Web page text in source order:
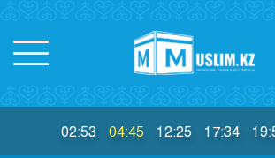
02:53 04:45 12:25 17:34